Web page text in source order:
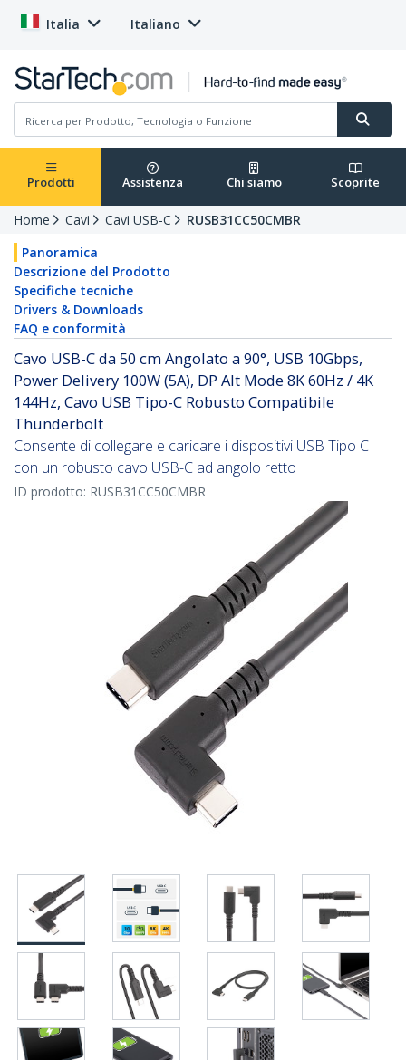
Italia Italiano
Prodotti Assistenza Chi siamo Scoprite
Home Cavi Cavi USB-C
RUSB31CC50CMBR
Panoramica
Descrizione del Prodotto
Specifiche tecniche
Drivers & Downloads
FAQ e conformità
Cavo USB-C da 50 cm Angolato a 90°, USB 10Gbps,
Power Delivery 100W (5A), DP Alt Mode 8K 60Hz / 4K
144Hz, Cavo USB Tipo-C Robusto Compatibile
Thunderbolt
Consente di collegare e caricare i dispositivi USB Tipo C
con un robusto cavo USB-C ad angolo retto
ID prodotto: RUSB31CC50CMBR